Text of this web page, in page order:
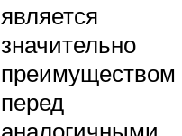
является
значительно
преимуществом
перед